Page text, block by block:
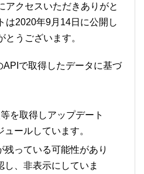
アクセスいただきありがと
は2020年9月14日に公開し
うございます。
APIで取得したデータに基づ
を取得しアップデート
ールしています。
残っている可能性があり
し、非表示にしていま